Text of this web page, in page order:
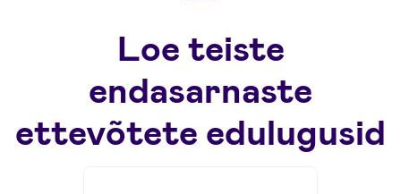
Loe teiste
endasarnaste
ettevõtete edulugusid